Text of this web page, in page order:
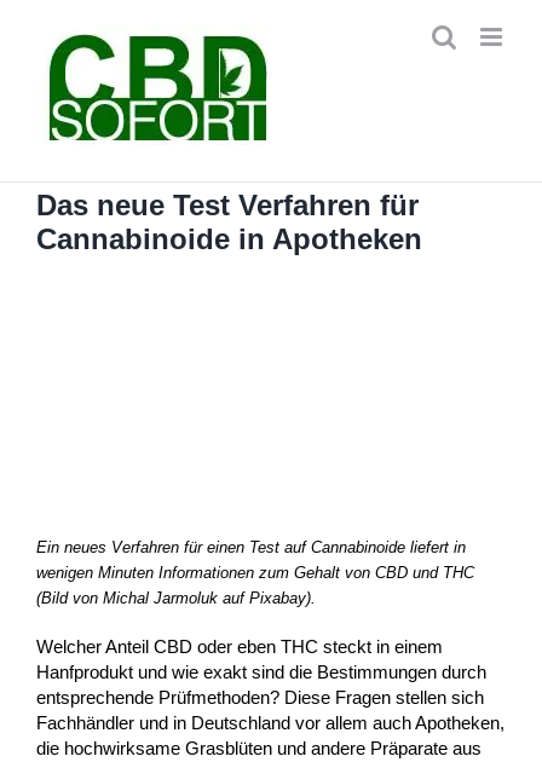
springen
Das neue Test Verfahren für
Cannabinoide in Apotheken
Ein neues Verfahren für einen Test auf Cannabinoide liefert in
wenigen Minuten Informationen zum Gehalt von CBD und THC
(Bild von Michal Jarmoluk auf Pixabay).
Welcher Anteil CBD oder eben THC steckt in einem
Hanfprodukt und wie exakt sind die Bestimmungen durch
entsprechende Prüfmethoden? Diese Fragen stellen sich
Fachhändler und in Deutschland vor allem auch Apotheken,
die hochwirksame Grasblüten und andere Präparate aus